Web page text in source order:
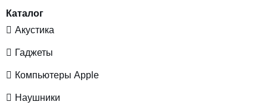
Каталог
Акустика
Гаджеты
Компьютеры Apple
Наушники